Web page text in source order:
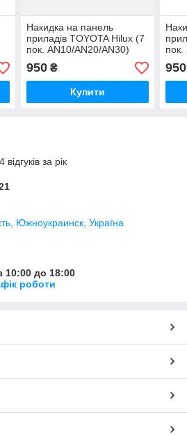
Накидка на панель
приладів TOYOTA Hilux (7
пок. AN10/AN20/AN30)
2005-2014, Чехол/накидка
на торпеду авто
950₴
Купити
950
за рік
Южноукраинск, Україна
10:00 до 18:00
роботи